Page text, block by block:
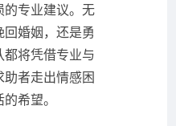
的专业建议。无
婚姻，还是勇
都将凭借专业与
者走出情感困
希望。